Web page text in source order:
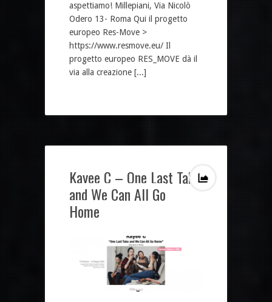
aspettiamo! Millepiani, Via Nicolò
Odero 13- Roma Qui il progetto
europeo Res-Move >
https://www.resmove.eu/ Il
progetto europeo RES_MOVE dà il
via alla creazione [...]
Kayee C – One Last Take
and We Can All Go
Home